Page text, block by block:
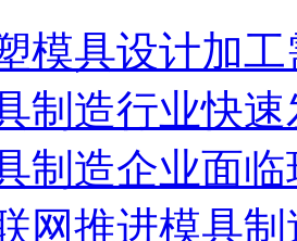
模具设计加
制造行业快
制造企业面
网推进模具